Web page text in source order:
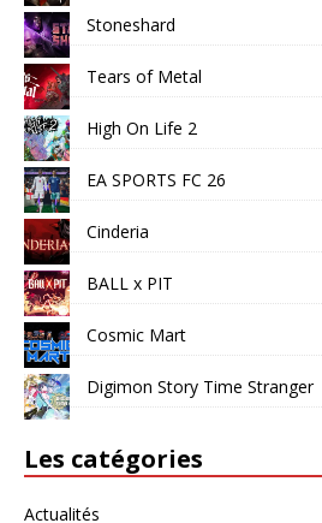
Stoneshard
Tears of Metal
High On Life 2
EA SPORTS FC 26
Cinderia
BALL x PIT
Cosmic Mart
Digimon Story Time Stranger
Les catégories
Actualités